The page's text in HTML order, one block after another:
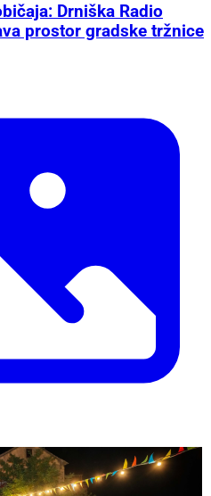
Drniška Radio
prostor gradske tržnice